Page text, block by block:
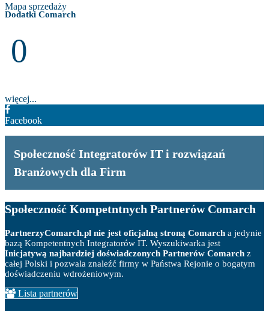
Mapa sprzedaży
Dodatki Comarch
0
więcej...
Facebook
Społeczność Integratorów IT i rozwiązań
Branżowych dla Firm
Społeczność Kompetntnych Partnerów Comarch
PartnerzyComarch.pl nie jest oficjalną stroną Comarch a jedynie
bazą Kompetentnych Integratorów IT. Wyszukiwarka jest
Inicjatywą najbardziej doświadczonych Partnerów Comarch z
całej Polski i pozwala znaleźć firmy w Państwa Rejonie o bogatym
doświadczeniu wdrożeniowym.
Lista partnerów